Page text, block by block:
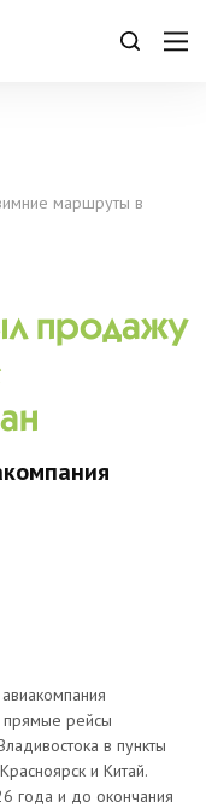
маршруты в
продажу
авиакомпания
прямые рейсы
в пункты
и Китай.
года и до окончания